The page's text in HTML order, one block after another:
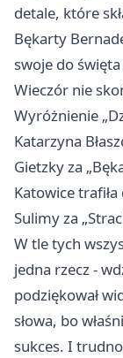
detale, które
Bękarty
swoje do
Wieczór nie
Wyróżnienie
Katarzyna
Gietzky za
Katowice
Sulimy za
W tle tych
jedna rzecz -
podziękował
słowa, bo
sukces. I